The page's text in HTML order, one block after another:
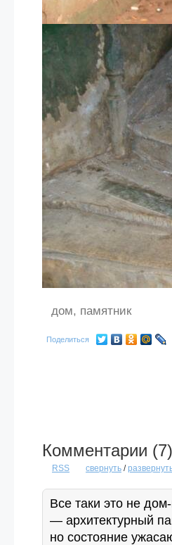
дом, памятник
Поделиться
Комментарии (7)
RSS свернуть /
Все таки это не
— архитектурный
но состояние